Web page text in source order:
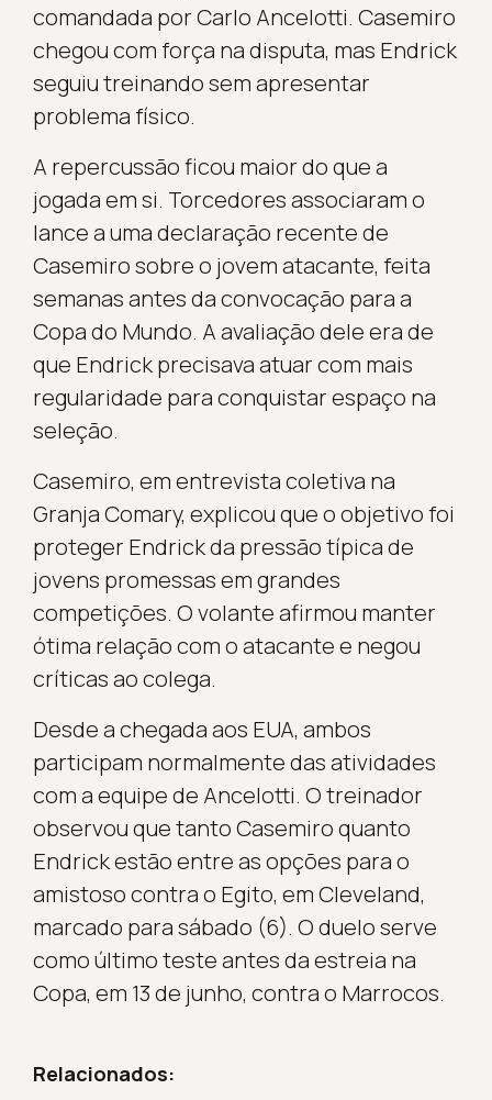
comandada por Carlo Ancelotti. Casemiro
chegou com força na disputa, mas Endrick
seguiu treinando sem apresentar
problema físico.
A repercussão ficou maior do que a
jogada em si. Torcedores associaram o
lance a uma declaração recente de
Casemiro sobre o jovem atacante, feita
semanas antes da convocação para a
Copa do Mundo. A avaliação dele era de
que Endrick precisava atuar com mais
regularidade para conquistar espaço na
seleção.
Casemiro, em entrevista coletiva na
Granja Comary, explicou que o objetivo foi
proteger Endrick da pressão típica de
jovens promessas em grandes
competições. O volante afirmou manter
ótima relação com o atacante e negou
críticas ao colega.
Desde a chegada aos EUA, ambos
participam normalmente das atividades
com a equipe de Ancelotti. O treinador
observou que tanto Casemiro quanto
Endrick estão entre as opções para o
amistoso contra o Egito, em Cleveland,
marcado para sábado (6). O duelo serve
como último teste antes da estreia na
Copa, em 13 de junho, contra o Marrocos.
Relacionados: